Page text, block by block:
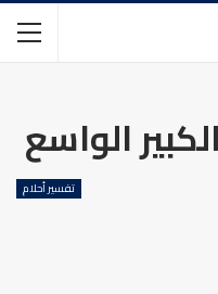
الواسع
تفسير أحلام